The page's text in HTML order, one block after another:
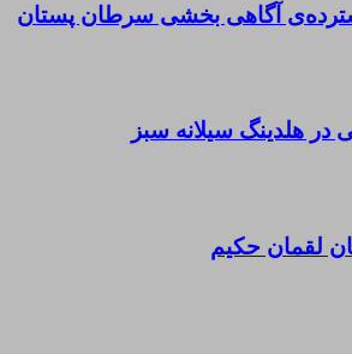
آگاهی بخشی سرطان پستان
در هلدینگ سیلانه سبز
لقمان حکیم